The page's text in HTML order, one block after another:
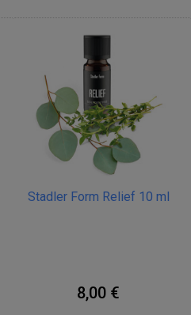
Stadler Form Relief 10 ml
8,00 €